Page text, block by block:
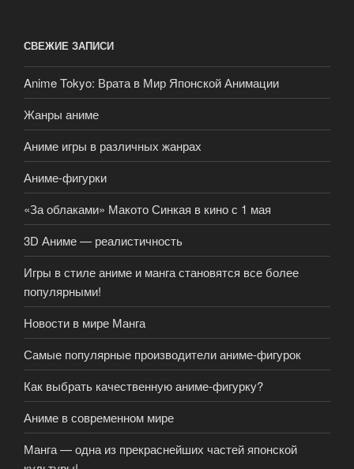
СВЕЖИЕ ЗАПИСИ
Anime Tokyo: Врата в Мир Японской Анимации
Жанры аниме
Аниме игры в различных жанрах
Аниме-фигурки
«За облаками» Макото Синкая в кино с 1 мая
3D Аниме — реалистичность
Игры в стиле аниме и манга становятся все более
популярными!
Новости в мире Манга
Самые популярные производители аниме-фигурок
Как выбрать качественную аниме-фигурку?
Аниме в современном мире
Манга — одна из прекраснейших частей японской